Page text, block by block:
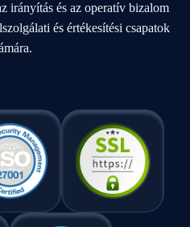
irányítás és az operatív bizalom
és értékesítési csapatok